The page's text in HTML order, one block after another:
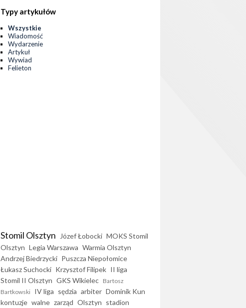
Typy artykułów
Wszystkie
Wiadomość
Wydarzenie
Artykuł
Wywiad
Felieton
Stomil Olsztyn Józef Łobocki MOKS Stomil
Olsztyn Legia Warszawa Warmia Olsztyn
Andrzej Biedrzycki Puszcza Niepołomice
Łukasz Suchocki Krzysztof Filipek II liga
Stomil II Olsztyn GKS Wikielec Bartosz
Bartkowski IV liga sędzia arbiter Dominik Kun
kontuzje walne zarząd Olsztyn stadion